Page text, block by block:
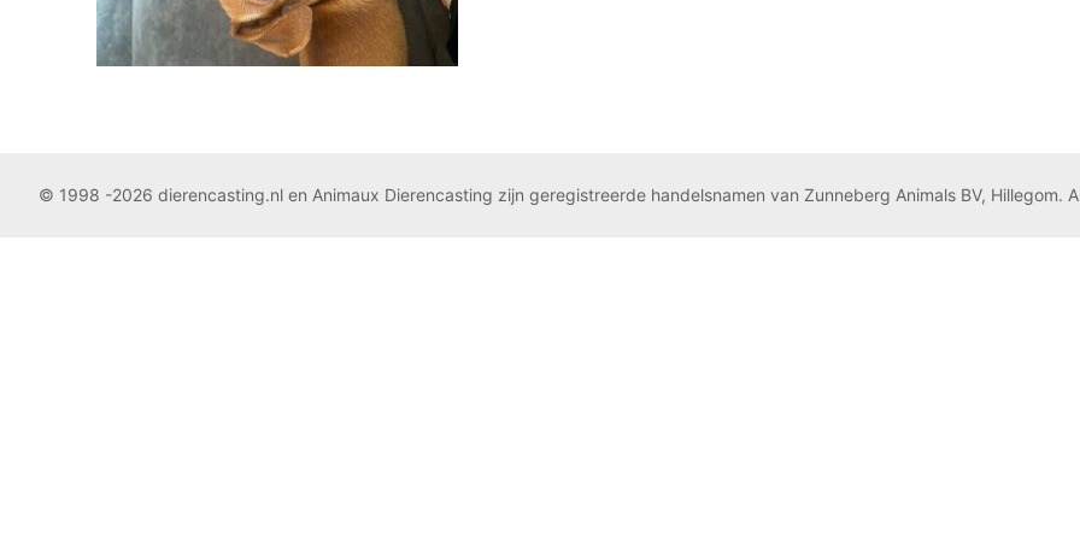
© 1998 -2026 dierencasting.nl en Animaux Dierencasting zijn geregistreerde handelsnamen van Zunneberg Animals BV, Hillegom.